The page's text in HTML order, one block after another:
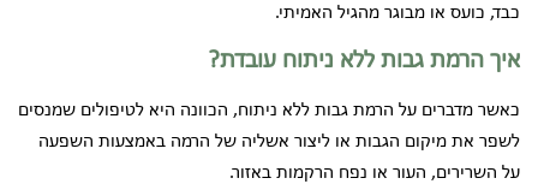
כבד, כועס או מבוגר מהגיל האמיתי.
איך הרמת גבות ללא ניתוח עובדת?
כאשר מדברים על הרמת גבות ללא ניתוח, הכוונה היא לטיפולים שמנסים
לשפר את מיקום הגבות או ליצור אשליה של הרמה באמצעות השפעה
על השרירים, העור או נפח הרקמות באזור.